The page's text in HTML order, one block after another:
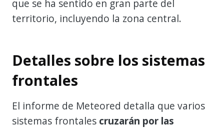
que se ha sentido en gran parte del
territorio, incluyendo la zona central.
Detalles sobre los sistemas
frontales
El informe de Meteored detalla que varios
sistemas frontales cruzarán por las